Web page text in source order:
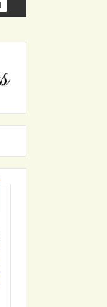
PROGRAMA “AGUA